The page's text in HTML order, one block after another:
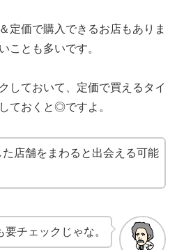
定価で購入できるお店もありま
ことも多いです。
しておいて、定価で買えるタイ
ておくと◎ですよ。
た店舗をまわると出会える可能
要チェックじゃな。